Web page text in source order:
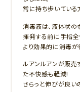
常に持ち歩いている
消毒液は、液体状の
揮発する前に手指
より効果的に消毒が
ルアンルアンが販売
た不快感も軽減!
さらっと伸びが良